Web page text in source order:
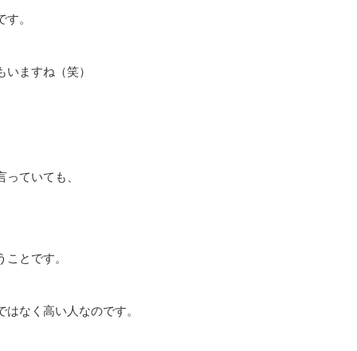
。
ますね（笑）
ていても、
とです。
なく高い人なのです。